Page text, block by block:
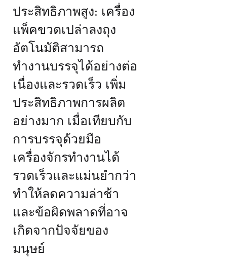
ประสิทธิภาพสูง: เครื่อง
แพ็คขวดเปล่าลงถุง
อัตโนมัติสามารถ
ทำงานบรรจุได้อย่างต่อ
เนื่องและรวดเร็ว เพิ่ม
ประสิทธิภาพการผลิต
อย่างมาก เมื่อเทียบกับ
การบรรจุด้วยมือ
เครื่องจักรทำงานได้
รวดเร็วและแม่นยำกว่า
ทำให้ลดความล่าช้า
และข้อผิดพลาดที่อาจ
เกิดจากปัจจัยของ
มนุษย์